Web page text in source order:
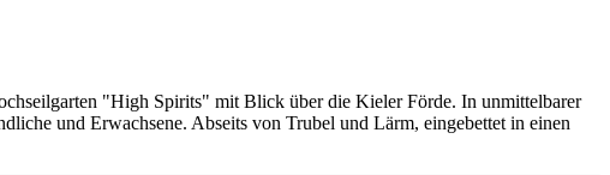
"High Spirits" mit Blick über die Kieler Förde. In unmittelbarer
und Erwachsene. Abseits von Trubel und Lärm, eingebettet in einen